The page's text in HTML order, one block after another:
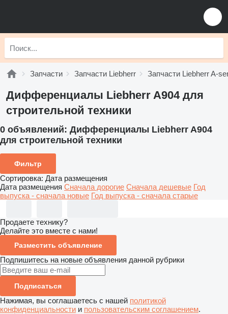
Запчасти Запчасти Liebherr Запчасти Liebherr A-
Дифференциалы Liebherr A904 для
строительной техники
0 объявлений: Дифференциалы Liebherr A904
для строительной техники
Фильтр
Сортировка: Дата размещения
Дата размещения Сначала дорогие Сначала дешевые Год
выпуска - сначала новые Год выпуска - сначала старые
Продаете технику?
Делайте это вместе с нами!
Разместить объявление
Подпишитесь на новые объявления данной рубрики
Подписаться
Нажимая, вы соглашаетесь с нашей политикой
конфиденциальности и пользовательским соглашением.